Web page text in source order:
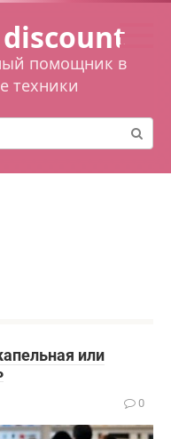
помощник в
техники
или
0